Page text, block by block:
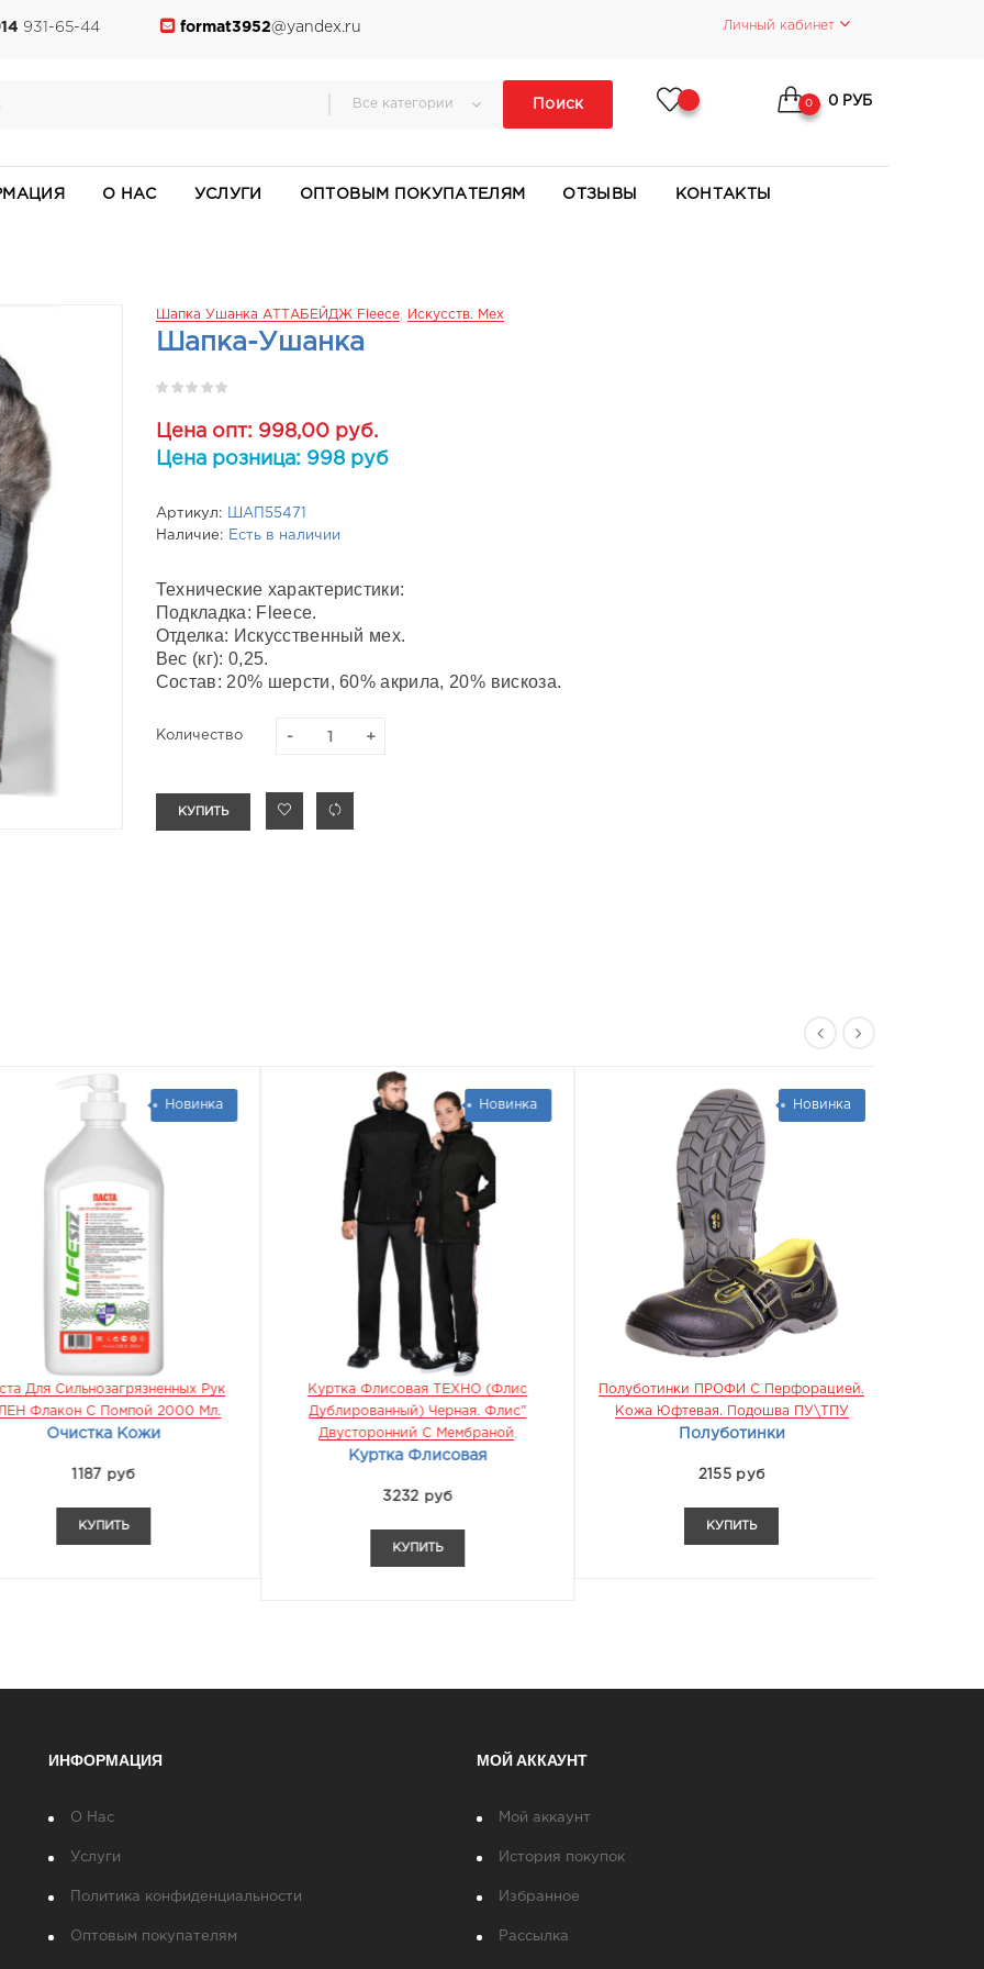
931-65-44 format3952@yandex.ru Личный кабинет
Все категории Поиск 0 0 РУБ
О НАС УСЛУГИ ОПТОВЫМ ПОКУПАТЕЛЯМ ОТЗЫВЫ КОНТАКТЫ
Шапка Ушанка АТТАБЕЙДЖ Fleece, Искусств. Мех
Шапка-Ушанка
Цена опт: 998,00 руб.
Цена розница: 998 руб
Артикул:
ШАП55471
Наличие:
Есть в наличии
Технические характеристики:
Подкладка: Fleece.
Отделка: Искусственный мех.
Вес (кг): 0,25.
Состав: 20% шерсти, 60% акрила, 20% вискоза.
Количество
КУПИТЬ
Новинка
Для Сильнозагрязненных Рук
Флакон С Помпой 2000 Мл.
Очистка Кожи
1187 руб
КУПИТЬ
Новинка
Куртка Флисовая ТЕХНО (флис
Дублированный) Черная. Флис"
Двусторонний С Мембраной,
Куртка Флисовая
3232 руб
КУПИТЬ
Новинка
Полуботинки ПРОФИ С Перфорацией.
Кожа Юфтевая. Подошва ПУ\ТПУ
Полуботинки
2155 руб
КУПИТЬ
ИНФОРМАЦИЯ
О Нас
Услуги
Политика конфиденциальности
Оптовым покупателям
МОЙ АККАУНТ
Мой аккаунт
История покупок
Избранное
Рассылка